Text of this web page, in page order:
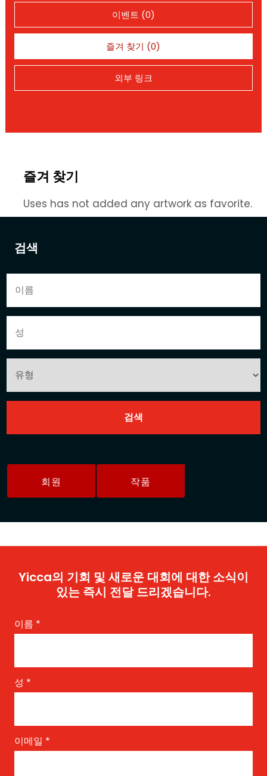
검색
회원 작품
이벤트 (0)
즐겨 찾기 (0)
외부 링크
즐겨 찾기
Uses has not added any artwork as favorite.
Yicca의 기회 및 새로운 대회에 대한 소식이
있는 즉시 전달 드리겠습니다.
이름 *
성 *
이메일 *